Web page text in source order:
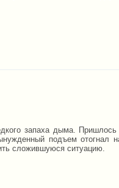
запаха дыма.
подъем отогнал
сложившуюся ситуацию.